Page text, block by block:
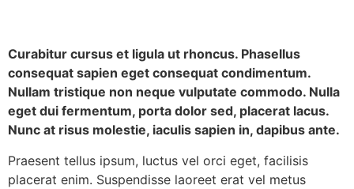
Curabitur cursus et ligula ut rhoncus. Phasellus
consequat sapien eget consequat condimentum.
Nullam tristique non neque vulputate commodo. Nulla
eget dui fermentum, porta dolor sed, placerat lacus.
Nunc at risus molestie, iaculis sapien in, dapibus ante.
Praesent tellus ipsum, luctus vel orci eget, facilisis
placerat enim. Suspendisse laoreet erat vel metus